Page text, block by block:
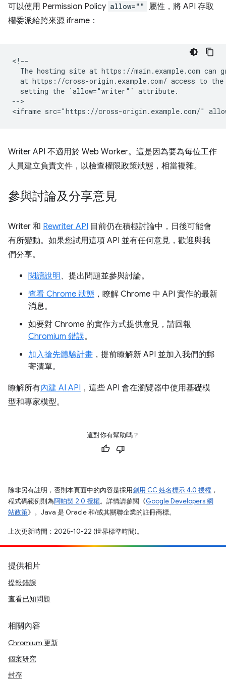
可以使用 Permission Policy allow="" 屬性，將 API 存取
權委派給跨來源 iframe：
<!--
The hosting site at https://main.example.com can
at https://cross-origin.example.com/ access to
  setting the `allow="writer"` attribute.
-->
Writer API 不適用於 Web Worker。這是因為要為每位工作
人員建立負責文件，以檢查權限政策狀態，相當複雜。
參與討論及分享意見
Writer 和 Rewriter API 目前仍在積極討論中，日後可能會
有所變動。如果您試用這項 API 並有任何意見，歡迎與我
們分享。
閱讀說明 、提出問題並參與討論。
查看 Chrome 狀態 ，瞭解 Chrome 中 API 實作的最新
消息。
如要對 Chrome 的實作方式提供意見，請回報
Chromium 錯誤。
加入搶先體驗計畫 ，提前瞭解新 API 並加入我們的郵
寄清單。
瞭解所有內建 AI API ，這些 API 會在瀏覽器中使用基礎模
型和專家模型。
這對你有幫助嗎？
除非另有註明，否則本頁面中的內容是採用創用 CC 姓名標示 4.0 授權 ，
程式碼範例則為阿帕契 2.0 授權。詳情請參閱《Google Developers 網
站政策》。Java 是 Oracle 和/或其關聯企業的註冊商標。
上次更新時間：2025-10-22 (世界標準時間)。
提供相片
提報錯誤
查看已知問題
相關內容
Chromium 更新
個案研究
封存